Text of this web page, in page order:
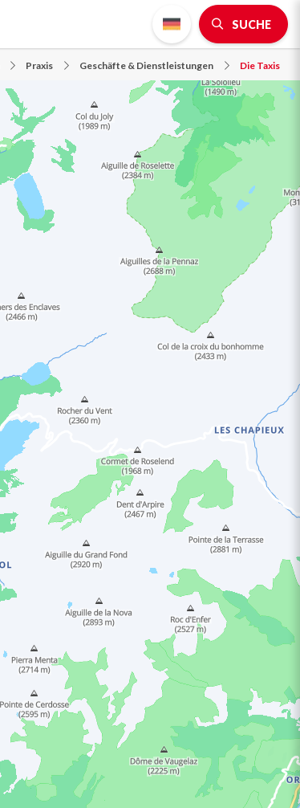
SUCHE
Praxis Geschäfte & Dienstleistungen Die Taxis